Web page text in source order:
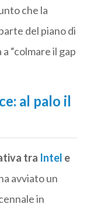
che la
del piano di
“colmare il gap
al palo il
tra Intel e
avviato un
in